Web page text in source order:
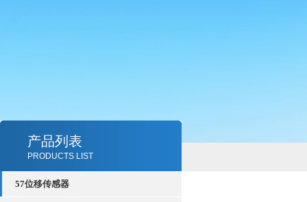
产品列表
PRODUCTS LIST
57位移传感器